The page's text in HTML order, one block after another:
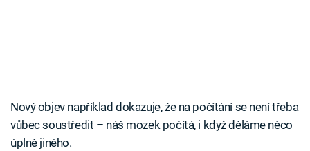
Nový objev například dokazuje, že na počítání se není třeba
vůbec soustředit – náš mozek počítá, i když děláme něco
úplně jiného.